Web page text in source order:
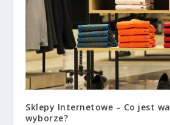
Sklepy Internetowe – Co jest
wyborze?